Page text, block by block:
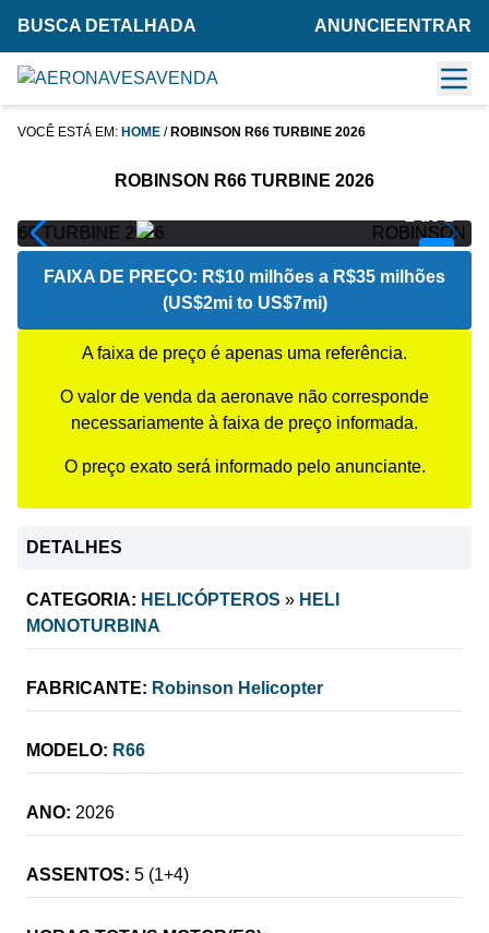
BUSCA DETALHADA ANUNCIE ENTRAR
VOCÊ ESTÁ EM: HOME / ROBINSON R66 TURBINE 2026
ROBINSON R66 TURBINE 2026
FAIXA DE PREÇO: R$10 milhões a R$35 milhões
(US$2mi to US$7mi)
A faixa de preço é apenas uma referência.
O valor de venda da aeronave não corresponde
necessariamente à faixa de preço informada.
O preço exato será informado pelo anunciante.
DETALHES
CATEGORIA: HELICÓPTEROS » HELI
MONOTURBINA
FABRICANTE: Robinson Helicopter
MODELO: R66
ANO: 2026
ASSENTOS: 5 (1+4)